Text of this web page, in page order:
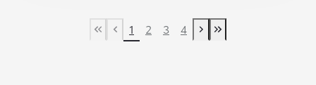
First Page
Previous page
1 2 3 4
Next page
Last Page